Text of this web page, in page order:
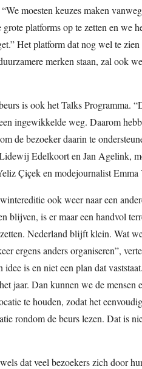
moesten keuzes maken
platforms op te zetten en we
Het platform dat nog wel te
merken staan, zal ook
is ook het Talks Programma.
ingewikkelde weg. Daarom
de bezoeker daarin te
Edelkoort en Jan Agelink,
Çiçek en modejournalist Emma
ook weer naar een
blijven, is er maar een handvol
Nederland blijft klein. Wat
ergens anders organiseren”,
idee is en niet een plan dat
jaar. Dan kunnen we de mensen
te houden, zodat het
rondom de beurs lezen. Dat is
dat veel bezoekers zich door